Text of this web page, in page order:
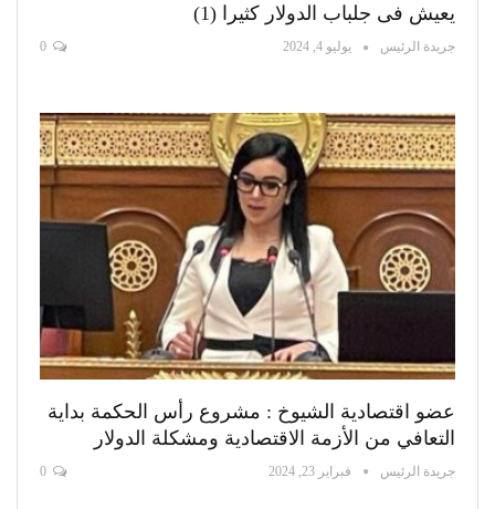
يعيش فى جلباب الدولار كثيرا (1)
جريدة الرئيس يوليو 4, 2024
عضو اقتصادية الشيوخ : مشروع رأس الحكمة بداية
التعافي من الأزمة الاقتصادية ومشكلة الدولار
جريدة الرئيس فبراير 23, 2024